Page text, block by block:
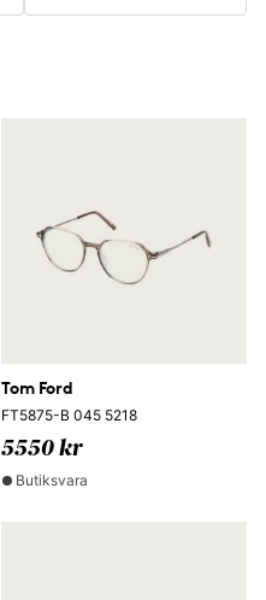
Tom Ford
FT5875-B 045 5218
5550 kr
Butiksvara